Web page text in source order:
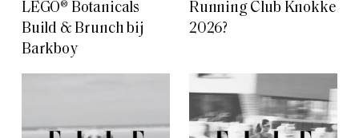
LEGO® Botanicals
Build & Brunch bij
Barkboy
Running Club Knokke
2026?